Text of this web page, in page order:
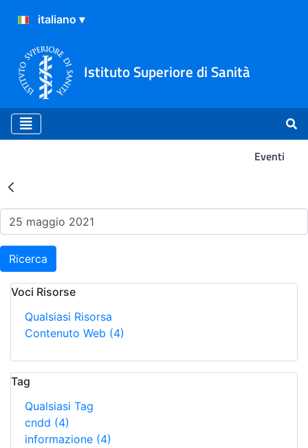
Istituto Superiore di Sanità
Eventi
Risultati della Ricerca -
Ricerca
Voci Risorse
Qualsiasi Risorsa
Contenuto Web (4)
Tag
Qualsiasi Tag
cndd (4)
informazione (4)